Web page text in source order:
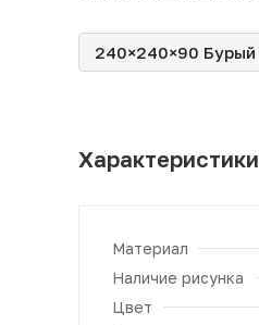
240×240×90 Бурый
Характеристики
Материал
Наличие рисунка
Цвет